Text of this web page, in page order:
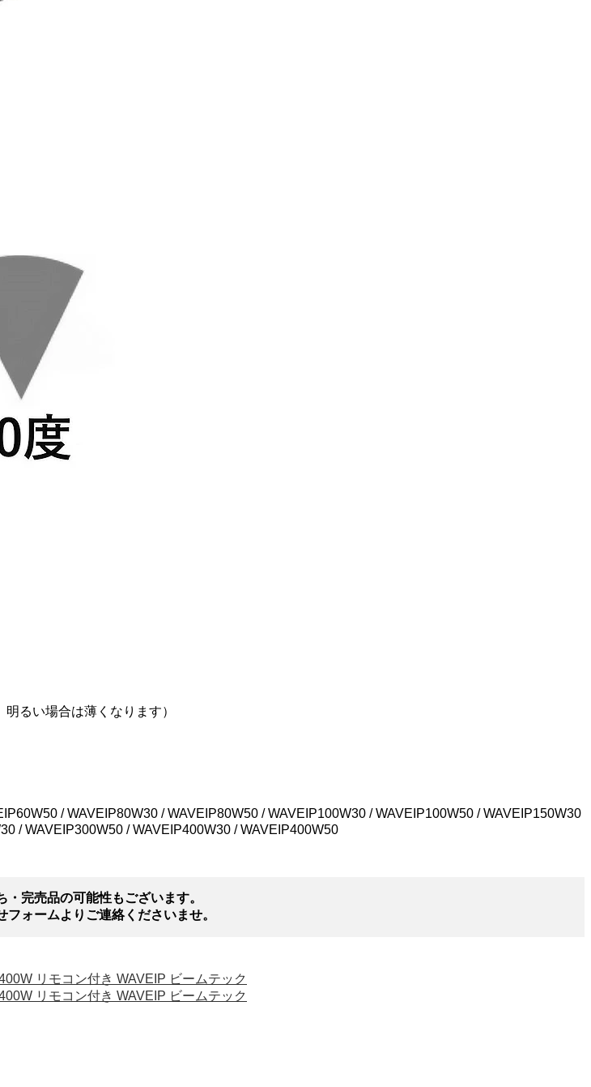
るい場合は薄くなります）
/ WAVEIP80W30 / WAVEIP80W50 / WAVEIP100W30 / WAVEIP100W50 / WAVEIP150W30
/ WAVEIP300W50 / WAVEIP400W30 / WAVEIP400W50
・完売品の可能性もございます。
フォームよりご連絡くださいませ。
リモコン付き WAVEIP ビームテック
リモコン付き WAVEIP ビームテック